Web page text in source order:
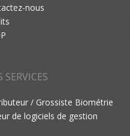
nous
SERVICES
/ Grossiste Biométrie
de logiciels de gestion